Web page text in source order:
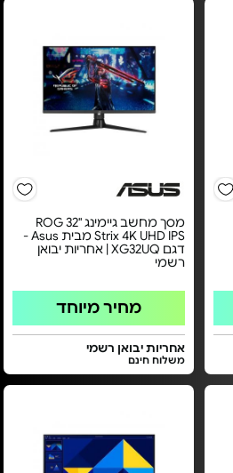
מסך מחשב גיימינג ''32 ROG
Strix 4K UHD IPS מבית Asus -
דגם XG32UQ | אחריות יבואן
רשמי
מחיר מיוחד
אחריות יבואן רשמי
משלוח חינם